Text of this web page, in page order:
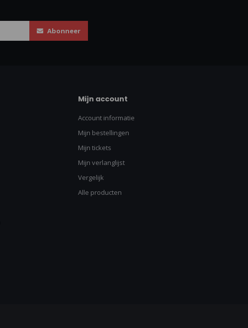
Abonneer
Mijn account
Account informatie
Mijn bestellingen
Mijn tickets
Mijn verlanglijst
Vergelijk
Alle producten